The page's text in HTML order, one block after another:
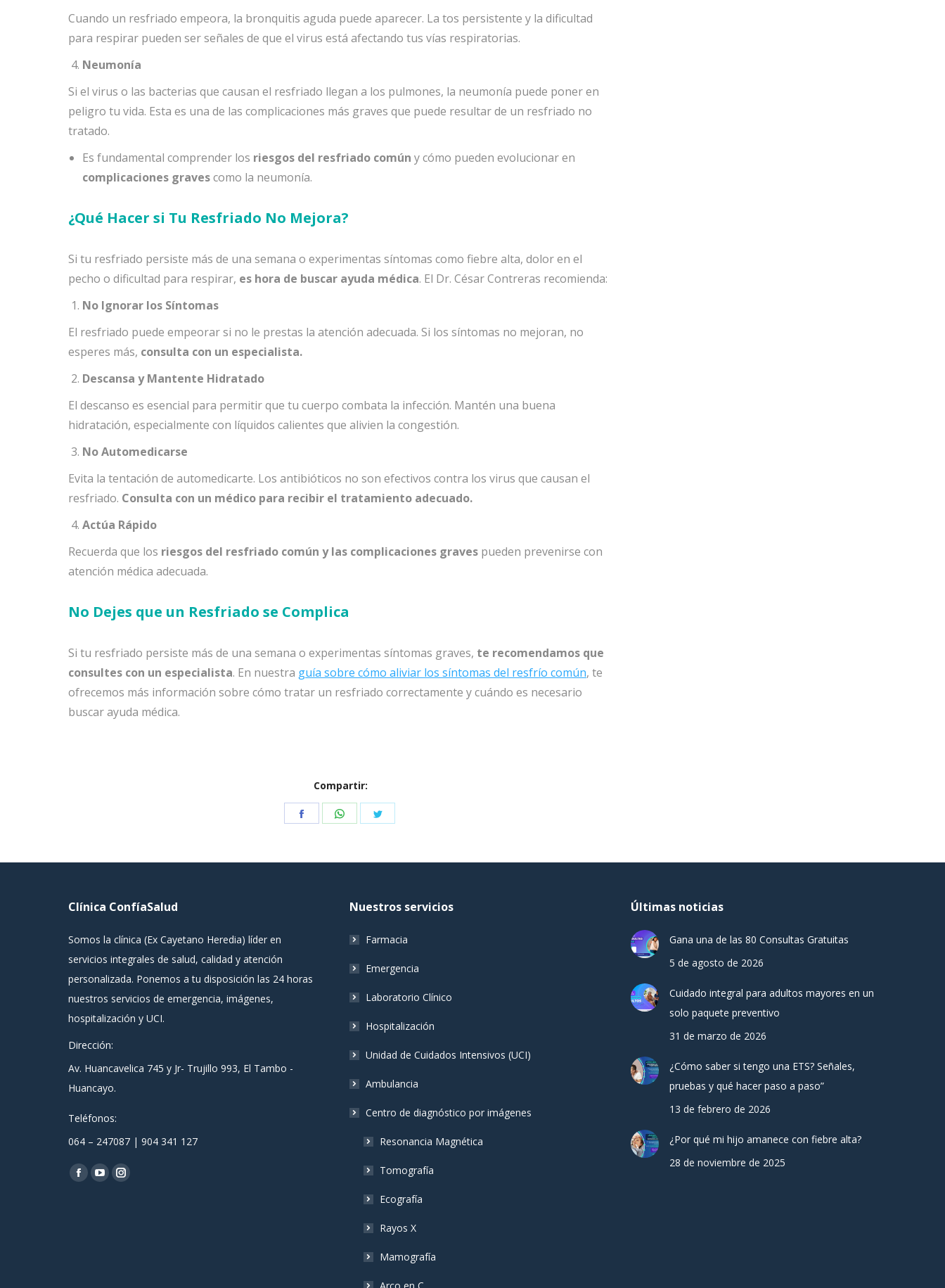
Cuando un resfriado empeora, la bronquitis aguda puede aparecer. La tos persistente y la dificultad
para respirar pueden ser señales de que el virus está afectando tus vías respiratorias.
Neumonía
Si el virus o las bacterias que causan el resfriado llegan a los pulmones, la neumonía puede poner en
peligro tu vida. Esta es una de las complicaciones más graves que puede resultar de un resfriado no
tratado.
Es fundamental comprender los riesgos del resfriado común y cómo pueden evolucionar en
complicaciones gravescomo la neumonía.
¿Qué Hacer si Tu Resfriado No Mejora?
Si tu resfriado persiste más de una semana o experimentas síntomas como fiebre alta, dolor en el
pecho o dificultad para respirar, es hora de buscar ayuda médica. El Dr. César Contreras recomienda:
No Ignorar los Síntomas
El resfriado puede empeorar si no le prestas la atención adecuada. Si los síntomas no mejoran, no
esperes más, consulta con un especialista.
Descansa y Mantente Hidratado
El descanso es esencial para permitir que tu cuerpo combata la infección. Mantén una buena
hidratación, especialmente con líquidos calientes que alivien la congestión.
No Automedicarse
Evita la tentación de automedicarte. Los antibióticos no son efectivos contra los virus que causan el
resfriado. Consulta con un médico para recibir el tratamiento adecuado.
Actúa Rápido
Recuerda que los riesgos del resfriado común y las complicaciones graves pueden prevenirse con
atención médica adecuada.
No Dejes que un Resfriado se Complica
Si tu resfriado persiste más de una semana o experimentas síntomas graves, te recomendamos que
consultes con un especialista. En nuestra guía sobre cómo aliviar los síntomas del resfrío común, te
ofrecemos más información sobre cómo tratar un resfriado correctamente y cuándo es necesario
buscar ayuda médica.
Compartir:
Share Share Share
Clínica ConfíaSalud
Somos la clínica (Ex Cayetano Heredia) líder en
servicios integrales de salud, calidad y atención
personalizada. Ponemos a tu disposición las 24 horas
nuestros servicios de emergencia, imágenes,
hospitalización y UCI.
Dirección:
Av. Huancavelica 745 y Jr- Trujillo 993, El Tambo -
Huancayo.
Teléfonos:
064 – 247087 | 904 341 127
Encuéntranos en:
Facebook
YouTubeInstagram
Nuestros servicios
Farmacia
Emergencia
Laboratorio Clínico
Hospitalización
Unidad de Cuidados Intensivos (UCI)
Ambulancia
Centro de diagnóstico por imágenes
Resonancia Magnética
Tomografía
Ecografía
Rayos X
Mamografía
Arco en C
Últimas noticias
Gana una de las 80 Consultas Gratuitas
5 de agosto de 2026
Cuidado integral para adultos mayores en un
solo paquete preventivo
31 de marzo de 2026
¿Cómo saber si tengo una ETS? Señales,
pruebas y qué hacer paso a paso”
13 de febrero de 2026
¿Por qué mi hijo amanece con fiebre alta?
28 de noviembre de 2025